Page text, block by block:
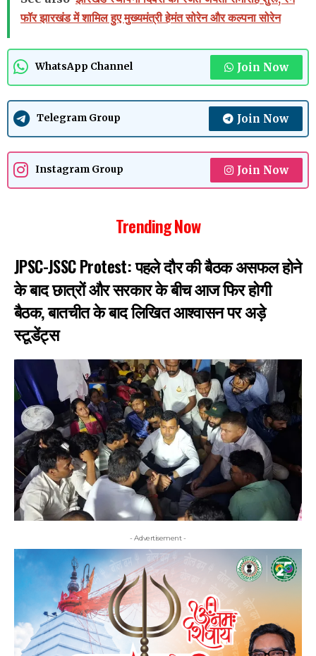
फॉर झारखंड में शामिल हुए मुख्यमंत्री हेमंत सोरेन और कल्पना सोरेन
WhatsApp Channel Join Now
Telegram Group Join Now
Instagram Group Join Now
Trending Now
JPSC-JSSC Protest: पहले दौर की बैठक असफल होने
के बाद छात्रों और सरकार के बीच आज फिर होगी
बैठक, बातचीत के बाद लिखित आश्वासन पर अड़े
स्टूडेंट्स
- Advertisement -